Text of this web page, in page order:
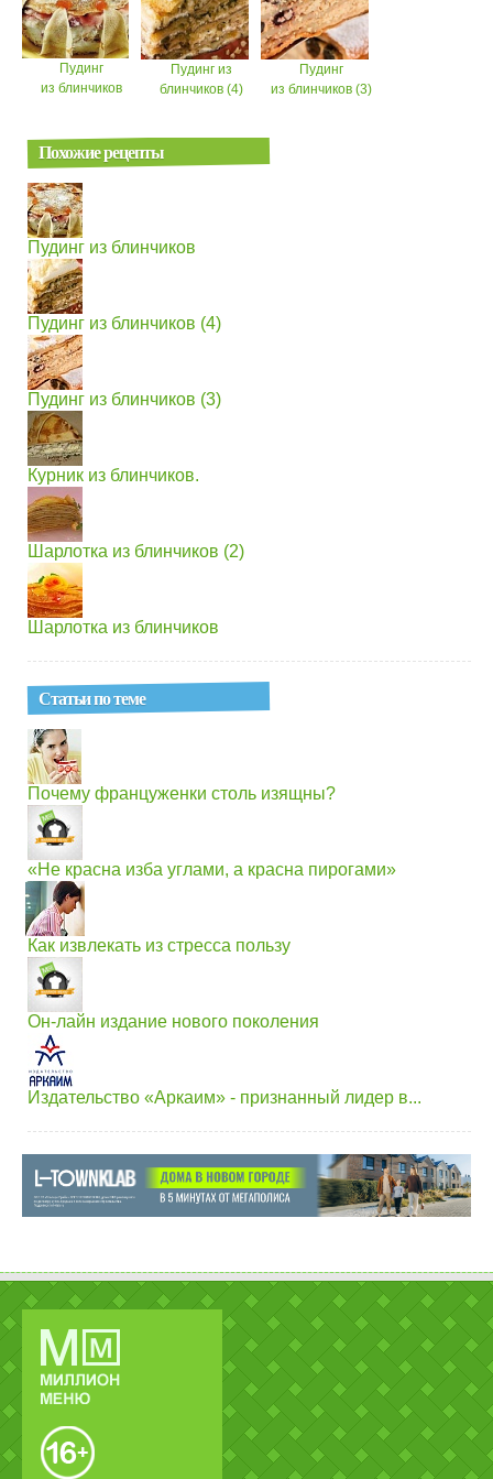
Пудинг
из блинчиков
Пудинг из
блинчиков (4)
Пудинг
из блинчиков (3)
Похожие рецепты
Пудинг из блинчиков
Пудинг из блинчиков (4)
Пудинг из блинчиков (3)
Курник из блинчиков.
Шарлотка из блинчиков (2)
Шарлотка из блинчиков
Статьи по теме
Почему француженки столь изящны?
«Не красна изба углами, а красна пирогами»
Как извлекать из стресса пользу
Он-лайн издание нового поколения
Издательство «Аркаим» - признанный лидер в...